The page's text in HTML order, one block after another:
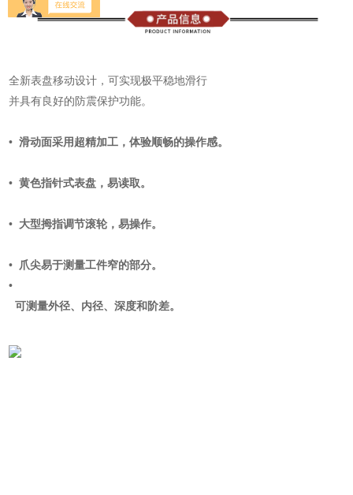
全新表盘移动设计，可实现极平稳地滑行
并具有良好的防震保护功能。
• 滑动面采用超精加工，体验顺畅的操作感。
• 黄色指针式表盘，易读取。
• 大型拇指调节滚轮，易操作。
• 爪尖易于测量工件窄的部分。
•
可测量外径、内径、深度和阶差。